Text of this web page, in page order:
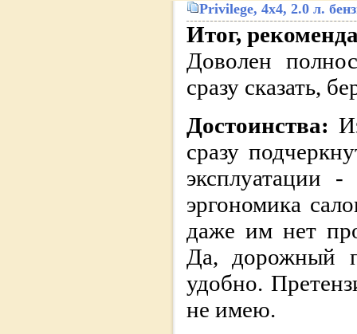
Privilege, 4x4, 2.0 л.
Итог,
Доволен
сразу сказать,
Достоинства:
сразу
эксплуатации
эргономика
даже им нет
Да, дорожный
удобно.
не имею.